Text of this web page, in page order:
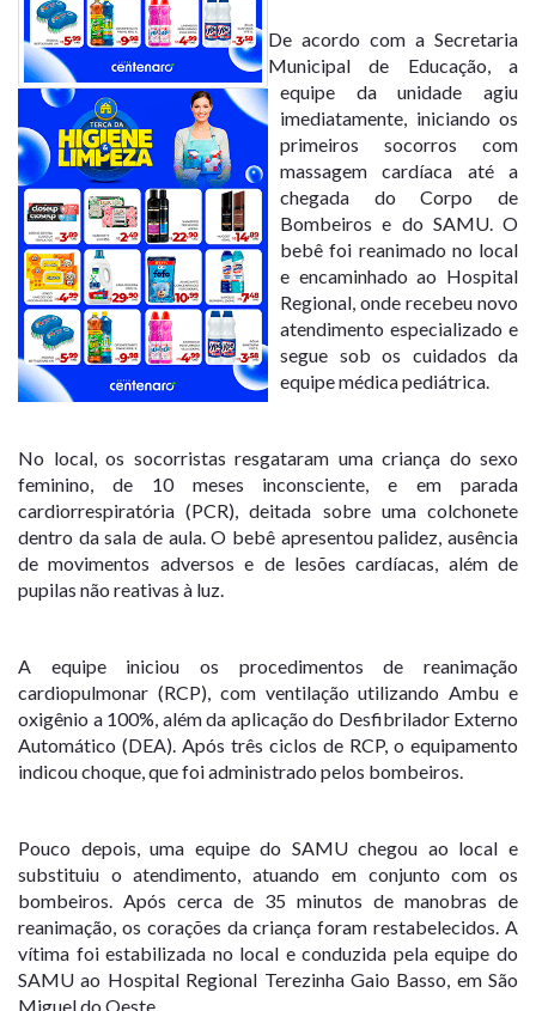
De acordo com a Secretaria
Municipal de Educação, a
equipe da unidade agiu
imediatamente, iniciando os
primeiros socorros com
massagem cardíaca até a
chegada do Corpo de
Bombeiros e do SAMU. O
bebê foi reanimado no local
e encaminhado ao Hospital
Regional, onde recebeu novo
atendimento especializado e
segue sob os cuidados da
equipe médica pediátrica.
No local, os socorristas resgataram uma criança do sexo
feminino, de 10 meses inconsciente, e em parada
cardiorrespiratória (PCR), deitada sobre uma colchonete
dentro da sala de aula. O bebê apresentou palidez, ausência
de movimentos adversos e de lesões cardíacas, além de
pupilas não reativas à luz.
A equipe iniciou os procedimentos de reanimação
cardiopulmonar (RCP), com ventilação utilizando Ambu e
oxigênio a 100%, além da aplicação do Desfibrilador Externo
Automático (DEA). Após três ciclos de RCP, o equipamento
indicou choque, que foi administrado pelos bombeiros.
Pouco depois, uma equipe do SAMU chegou ao local e
substituiu o atendimento, atuando em conjunto com os
bombeiros. Após cerca de 35 minutos de manobras de
reanimação, os corações da criança foram restabelecidos. A
vítima foi estabilizada no local e conduzida pela equipe do
SAMU ao Hospital Regional Terezinha Gaio Basso, em São
Miguel do Oeste.